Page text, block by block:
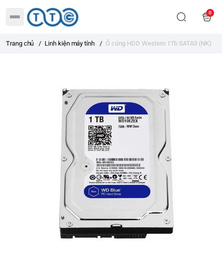
0
Trang chủ / Linh kiện máy tính / Ổ cứng HDD Western 1Tb SATA3 (NK)